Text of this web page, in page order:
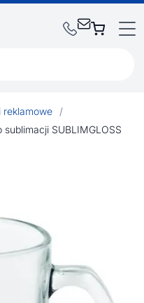
reklamowe
/
sublimacji SUBLIMGLOSS